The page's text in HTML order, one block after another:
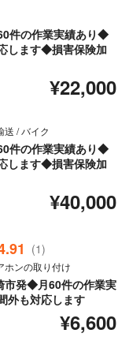
件の作業実績あり◆
します◆損害保険加
¥22,000
送 / バイク
件の作業実績あり◆
します◆損害保険加
¥40,000
(1)
ホンの取り付け
市発◆月60件の作業実
外も対応します
¥6,600